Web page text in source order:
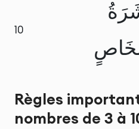
10
Règles
nombres de 3 à